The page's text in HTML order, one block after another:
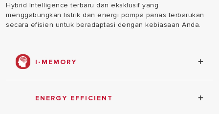
Hybrid Intelligence terbaru dan eksklusif yang
menggabungkan listrik dan energi pompa panas terbarukan
secara efisien untuk beradaptasi dengan kebiasaan Anda.
I-MEMORY
Memastikan air panas yang Anda butuhkan tepat
menyesuaikan penggunaan air panas yang Anda
ENERGY EFFICIENT